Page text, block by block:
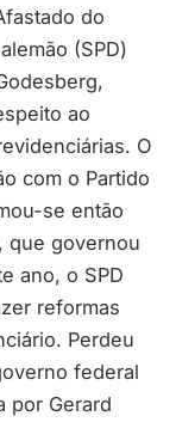
do
(SPD)
ao
O
com o Partido
se então
que governou
ano, o SPD
reformas
Perdeu
federal
por Gerard